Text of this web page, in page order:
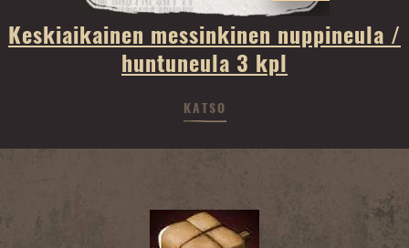
Keskiaikainen messinkinen nuppineula /
huntuneula 3 kpl
KATSO